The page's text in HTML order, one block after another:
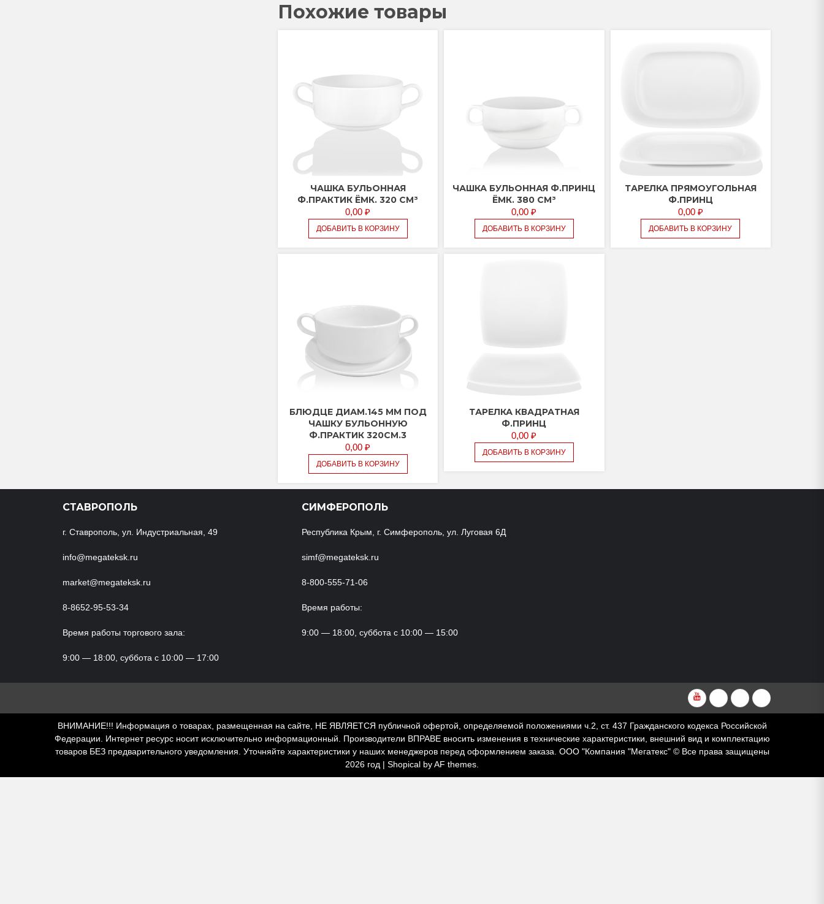
Похожие товары
ЧАШКА БУЛЬОННАЯ
Ф.ПРАКТИК ЁМК. 320 СМ³
0,00₽
ДОБАВИТЬ В КОРЗИНУ
ЧАШКА БУЛЬОННАЯ Ф.ПРИНЦ
ЁМК. 380 СМ³
0,00₽
ДОБАВИТЬ В КОРЗИНУ
ТАРЕЛКА ПРЯМОУГОЛЬНАЯ
Ф.ПРИНЦ
0,00 ₽
ДОБАВИТЬ В КОРЗИНУ
БЛЮДЦЕ ДИАМ.145 ММ ПОД
ЧАШКУ БУЛЬОННУЮ
Ф.ПРАКТИК 320СМ.3
0,00₽
ДОБАВИТЬ В КОРЗИНУ
ТАРЕЛКА КВАДРАТНАЯ
Ф.ПРИНЦ
0,00₽
ДОБАВИТЬ В КОРЗИНУ
СТАВРОПОЛЬ
г. Ставрополь, ул. Индустриальная, 49
info@megateksk.ru
market@megateksk.ru
8-8652-95-53-34
Время работы торгового зала:
9:00 — 18:00, суббота с 10:00 — 17:00
СИМФЕРОПОЛЬ
Республика Крым, г. Симферополь, ул. Луговая 6Д
simf@megateksk.ru
8-800-555-71-06
Время работы:
9:00 — 18:00, суббота с 10:00 — 15:00
YouTubeVKvideoRuTubeDzen
ВНИМАНИЕ!!! Информация о товарах, размещенная на сайте, НЕ ЯВЛЯЕТСЯ публичной офертой, определяемой положениями ч.2, ст. 437 Гражданского кодекса Российской
Федерации. Интернет ресурс носит исключительно информационный. Производители ВПРАВЕ вносить изменения в технические характеристики, внешний вид и комплектацию
товаров БЕЗ предварительного уведомления. Уточняйте характеристики у наших менеджеров перед оформлением заказа. ООО "Компания "Мегатекс" © Все права защищены
2026 год | Shopical by AF themes.